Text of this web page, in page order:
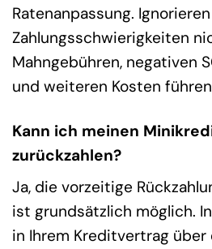
Ratenanpassung.
Zahlungsschwierigkeiten
Mahngebühren, negativen
und weiteren Kosten
Kann ich meinen
zurückzahlen?
Ja, die vorzeitige
ist grundsätzlich möglich.
in Ihrem Kreditvertrag über